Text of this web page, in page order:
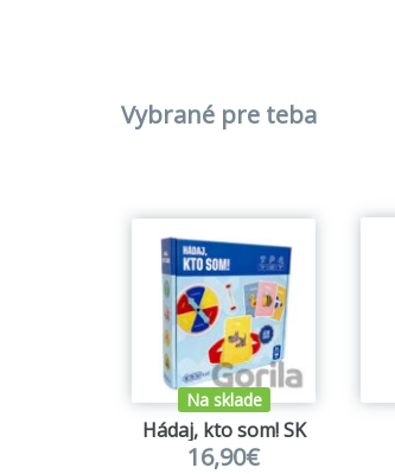
Vybrané pre teba
Na sklade
Hádaj, kto som! SK
16,90€